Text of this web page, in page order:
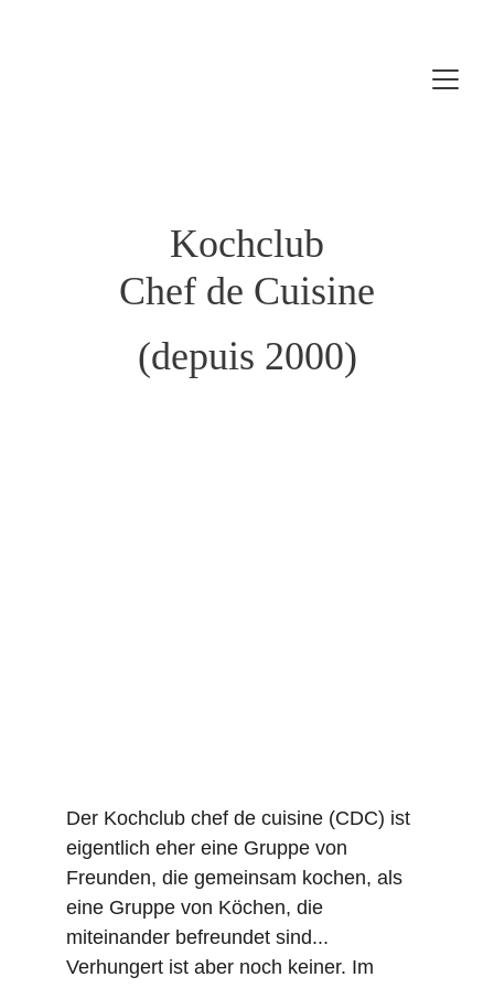
Kochclub
Chef de Cuisine
(depuis 2000)
Der Kochclub chef de cuisine (CDC) ist
eigentlich eher eine Gruppe von
Freunden, die gemeinsam kochen, als
eine Gruppe von Köchen, die
miteinander befreundet sind...
Verhungert ist aber noch keiner. Im